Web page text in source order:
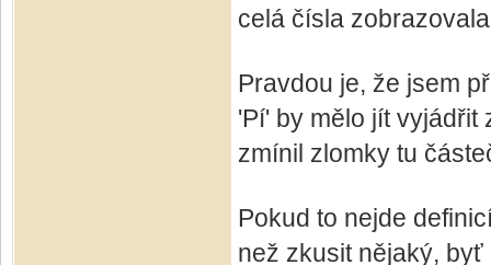
celá čísla
Pravdou je, že jsem
'Pí' by mělo jít vyjádřit
zmínil zlomky tu
Pokud to nejde
než zkusit nějaký,